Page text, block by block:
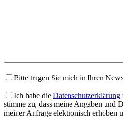
Bitte tragen Sie mich in Ihren
Ich habe die Datenschutzerklärung
stimme zu, dass meine Angaben und
meiner Anfrage elektronisch erhoben